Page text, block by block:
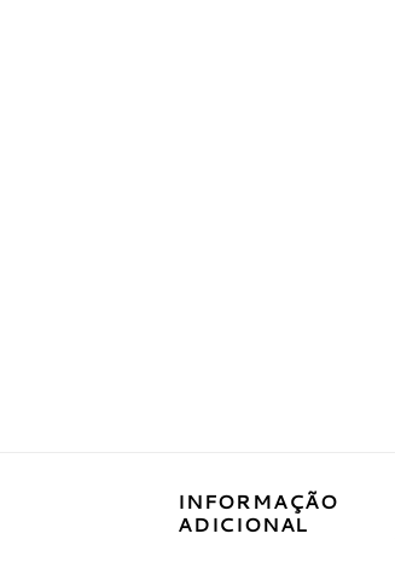
INFORMAÇÃO
ADICIONAL